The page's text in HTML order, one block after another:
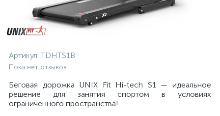
Артикул:TDHTS1B
Пока нет отзывов
Беговая дорожка UNIX Fit Hi-tech S1 — идеальное
решение для занятия спортом в условиях
ограниченного пространства!